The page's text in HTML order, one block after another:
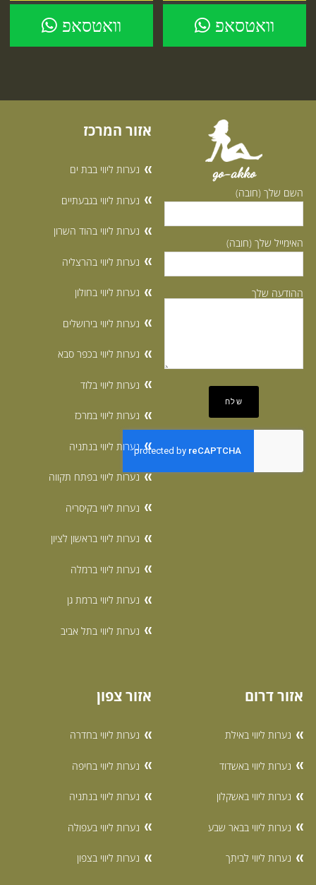
וואטסאפ וואטסאפ
go-akko
השם שלך (חובה)
האימייל שלך (חובה)
ההודעה שלך
אזור המרכז
נערות ליווי בבת ים
נערות ליווי בגבעתיים
נערות ליווי בהוד השרון
נערות ליווי בהרצליה
נערות ליווי בחולון
נערות ליווי בירושלים
נערות ליווי בכפר סבא
נערות ליווי בלוד
נערות ליווי במרכז
נערות ליווי בנתניה
נערות ליווי בפתח תקווה
נערות ליווי בקיסריה
נערות ליווי בראשון לציון
נערות ליווי ברמלה
נערות ליווי ברמת גן
נערות ליווי בתל אביב
אזור דרום
נערות ליווי באילת
נערות ליווי באשדוד
נערות ליווי באשקלון
נערות ליווי בבאר שבע
נערות ליווי לביתך
אזור צפון
נערות ליווי בחדרה
נערות ליווי בחיפה
נערות ליווי בנתניה
נערות ליווי בעפולה
נערות ליווי בצפון